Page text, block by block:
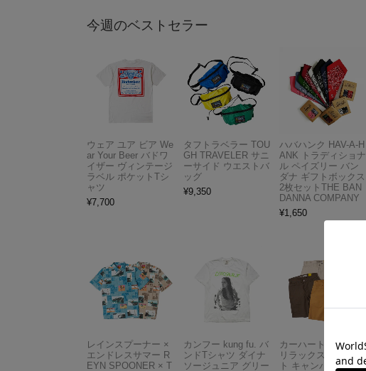
今週のベストセラー
ウェア ユア ビア We
ar Your Beer バドワ
イザー ヴィンテージ
ラベル ポケットTシ
ャツ
¥7,700
タフトラベラー TOU
GH TRAVELER サニ
ーサイド ウエストバ
ッグ
¥9,350
ハバハンク HAV-A-H
ANK トラディショナ
ル ペイズリー バン
ダナ ギフトボックス
2枚セットTHE BAN
DANNA COMPANY
¥1,650
レインスプーナー ×
エンドレスサマー R
EYN SPOONER × T
カンフー kung fu. バ
ンドTシャツ ダイナ
ソージュニア グリー
カーハート Carhartt
リラックスドフィッ
ト キャンバスワーク